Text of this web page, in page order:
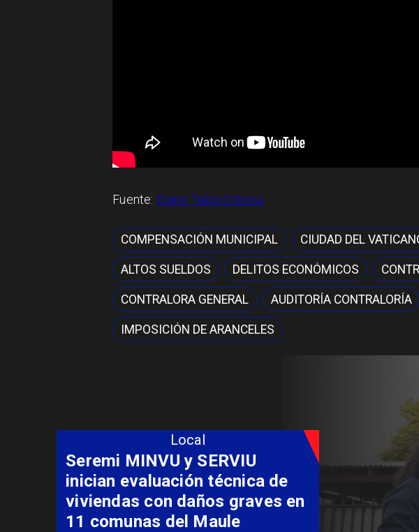
Fuente: Diario Talca Crónica
COMPENSACIÓN MUNICIPAL CIUDAD DEL
ALTOS SUELDOS DELITOS ECONÓMICOS
CONTRALORA GENERAL AUDITORÍA CONTRALORÍA
IMPOSICIÓN DE ARANCELES
Local
Seremi MINVU y SERVIU
inician evaluación técnica de
viviendas con daños graves en
11 comunas del Maule